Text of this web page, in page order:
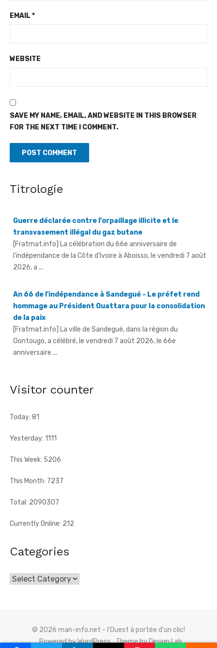
EMAIL *
WEBSITE
SAVE MY NAME, EMAIL, AND WEBSITE IN THIS BROWSER
FOR THE NEXT TIME I COMMENT.
Titrologie
Guerre déclarée contre l'orpaillage illicite et le
[Fratmat.info] La célébration du 66e anniversaire de
l'indépendance de la Côte d'Ivoire à Aboisso, le vendredi 7 août
2026, a ...
An 66 de l'indépendance à Sandegué - Le préfet rend
de la paix
[Fratmat.info] La ville de Sandegué, dans la région du
Gontougo, a célébré, le vendredi 7 août 2026, le 66e
anniversaire ...
66e anniversaire de l'indépendance à Tougbo - Le
sous-préfet appelle à l'union face à la menace
anniversaire de l'indépendance de la Côte d'Ivoire, le sous-
Visitor counter
Today: 81
Yesterday: 1111
This Week: 5206
This Month: 7237
Total: 2090307
Currently Online: 212
Categories
Categories
© 2026 man-info.net - l'Ouest à portée d'un clic!
Powered by WordPress
Theme by Design Lab